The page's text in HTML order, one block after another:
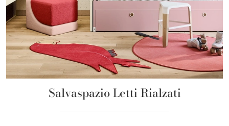
Salvaspazio Letti Rialzati